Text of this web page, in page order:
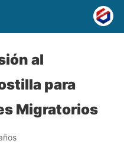
al
para
Migratorios